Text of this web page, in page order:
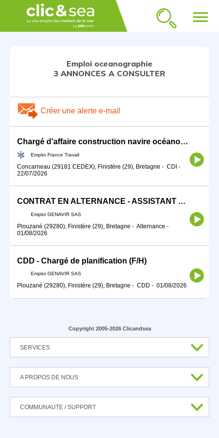
menu
Emploi oceanographie
3 ANNONCES A CONSULTER
Créer une alerte e-mail
Chargé d'affaire construction navire océanographique/hydrographiq (H/F)
Emploi France Travail
Concarneau (29181 CEDEX), Finistère (29), Bretagne - CDI -
22/07/2026
CONTRAT EN ALTERNANCE - ASSISTANT ADMINISTRATIF (F/H)
Emploi GENAVIR SAS
Plouzané (29280), Finistère (29), Bretagne - Alternance -
01/08/2026
CDD - Chargé de planification (F/H)
Emploi GENAVIR SAS
Plouzané (29280), Finistère (29), Bretagne - CDD - 01/08/2026
Copyright 2005-2026 Clicandsea
SERVICES
A PROPOS DE NOUS
COMMUNAUTE / SUPPORT